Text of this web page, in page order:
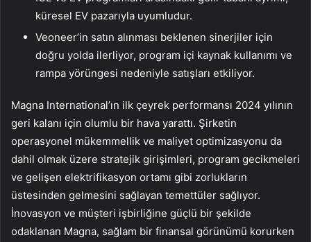
küresel EV pazarıyla uyumludur.
Veoneer’in satın alınması beklenen sinerjiler için
doğru yolda ilerliyor, program içi kaynak kullanımı ve
rampa yörüngesi nedeniyle satışları etkiliyor.
Magna International’ın ilk çeyrek performansı 2024 yılının
geri kalanı için olumlu bir hava yarattı. Şirketin
operasyonel mükemmellik ve maliyet optimizasyonu da
dahil olmak üzere stratejik girişimleri, program gecikmeleri
ve gelişen elektrifikasyon ortamı gibi zorlukların
üstesinden gelmesini sağlayan temettüler sağlıyor.
İnovasyon ve müşteri işbirliğine güçlü bir şekilde
odaklanan Magna, sağlam bir finansal görünümü korurken